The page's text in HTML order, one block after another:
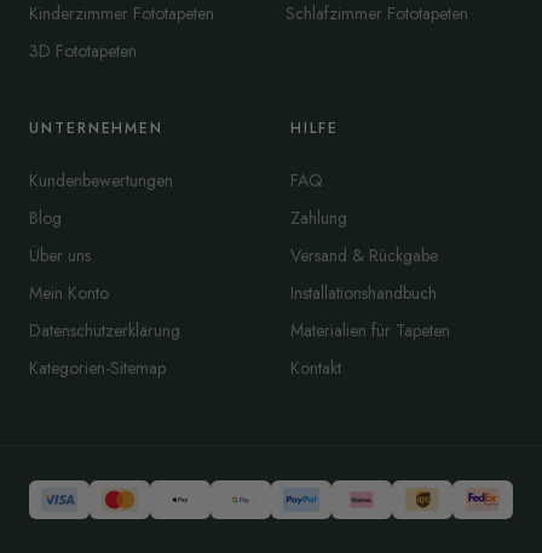
Kinderzimmer Fototapeten
3D Fototapeten
Schlafzimmer Fototapeten
UNTERNEHMEN
Kundenbewertungen
Blog
Über uns
Mein Konto
Datenschutzerklärung
Kategorien-Sitemap
HILFE
FAQ
Zahlung
Versand & Rückgabe
Installationshandbuch
Materialien für Tapeten
Kontakt